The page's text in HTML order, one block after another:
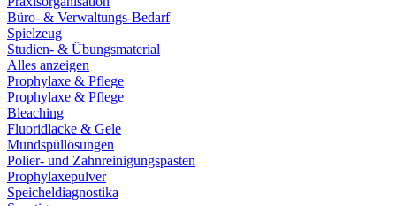
Büro- & Verwaltungs-Bedarf
Spielzeug
Studien- & Übungsmaterial
Alles anzeigen
Prophylaxe & Pflege
Prophylaxe & Pflege
Bleaching
Fluoridlacke & Gele
Mundspüllösungen
Polier- und Zahnreinigungspasten
Prophylaxepulver
Speicheldiagnostika